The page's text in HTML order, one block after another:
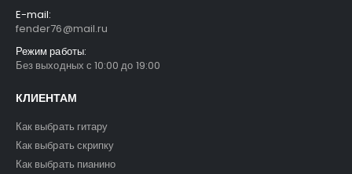
5400₽ 4500₽
6300₽ 5400
E-mail:
fender76@mail.ru
Режим работы:
Без выходных с 10:00 до 19:00
КЛИЕНТАМ
Как выбрать гитару
Как выбрать скрипку
Как выбрать пианино